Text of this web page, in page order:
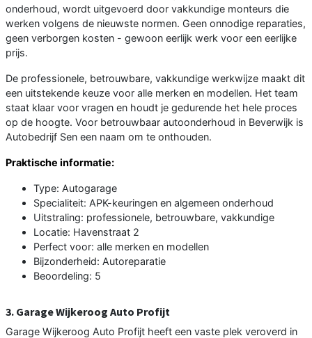
onderhoud, wordt uitgevoerd door vakkundige monteurs die
werken volgens de nieuwste normen. Geen onnodige reparaties,
geen verborgen kosten - gewoon eerlijk werk voor een eerlijke
prijs.
De professionele, betrouwbare, vakkundige werkwijze maakt dit
een uitstekende keuze voor alle merken en modellen. Het team
staat klaar voor vragen en houdt je gedurende het hele proces
op de hoogte. Voor betrouwbaar autoonderhoud in Beverwijk is
Autobedrijf Sen een naam om te onthouden.
Praktische informatie:
Type: Autogarage
Specialiteit: APK-keuringen en algemeen onderhoud
Uitstraling: professionele, betrouwbare, vakkundige
Locatie: Havenstraat 2
Perfect voor: alle merken en modellen
Bijzonderheid: Autoreparatie
Beoordeling: 5
3. Garage Wijkeroog Auto Profijt
Garage Wijkeroog Auto Profijt heeft een vaste plek veroverd in